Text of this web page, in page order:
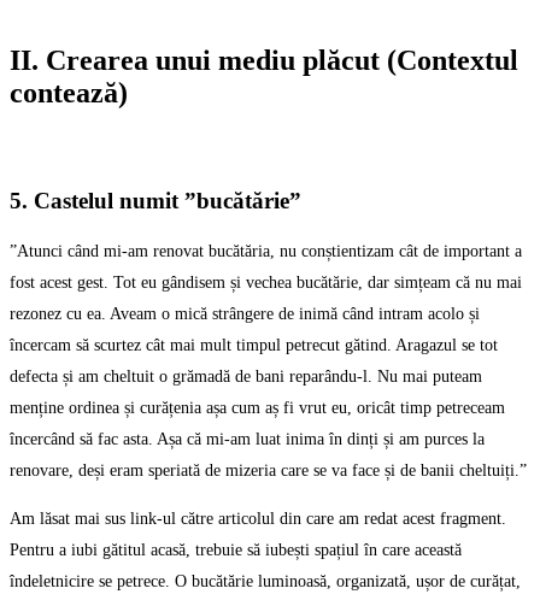
II. Crearea unui mediu plăcut (Contextul
contează)
5. Castelul numit ”bucătărie”
”Atunci când mi-am renovat bucătăria, nu conștientizam cât de important a
fost acest gest. Tot eu gândisem și vechea bucătărie, dar simțeam că nu mai
rezonez cu ea. Aveam o mică strângere de inimă când intram acolo și
încercam să scurtez cât mai mult timpul petrecut gătind. Aragazul se tot
defecta și am cheltuit o grămadă de bani reparându-l. Nu mai puteam
menține ordinea și curățenia așa cum aș fi vrut eu, oricât timp petreceam
încercând să fac asta. Așa că mi-am luat inima în dinți și am purces la
renovare, deși eram speriată de mizeria care se va face și de banii cheltuiți.”
Am lăsat mai sus link-ul către articolul din care am redat acest fragment.
Pentru a iubi gătitul acasă, trebuie să iubești spațiul în care această
îndeletnicire se petrece. O bucătărie luminoasă, organizată, ușor de curățat,